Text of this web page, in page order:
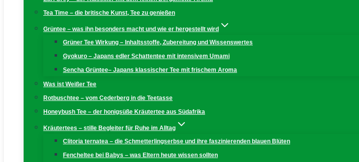
Tea Time – die britische Kunst, Tee zu genießen
Grüntee – was ihn besonders macht und wie er hergestellt wird
Grüner Tee Wirkung – Inhaltsstoffe, Zubereitung und Wissenswertes
Gyokuro – Japans edler Schattentee mit intensivem Umami
Sencha Grüntee– Japans klassischer Tee mit frischem Aroma
Was ist Weißer Tee
Rotbuschtee – vom Cederberg in die Teetasse
Honeybush Tee – der honigsüße Kräutertee aus Südafrika
Kräutertees – stille Begleiter für Ruhe im Alltag
Clitoria ternatea – die Schmetterlingserbse und ihre faszinierenden blauen Blüten
Fencheltee bei Babys – was Eltern heute wissen sollten